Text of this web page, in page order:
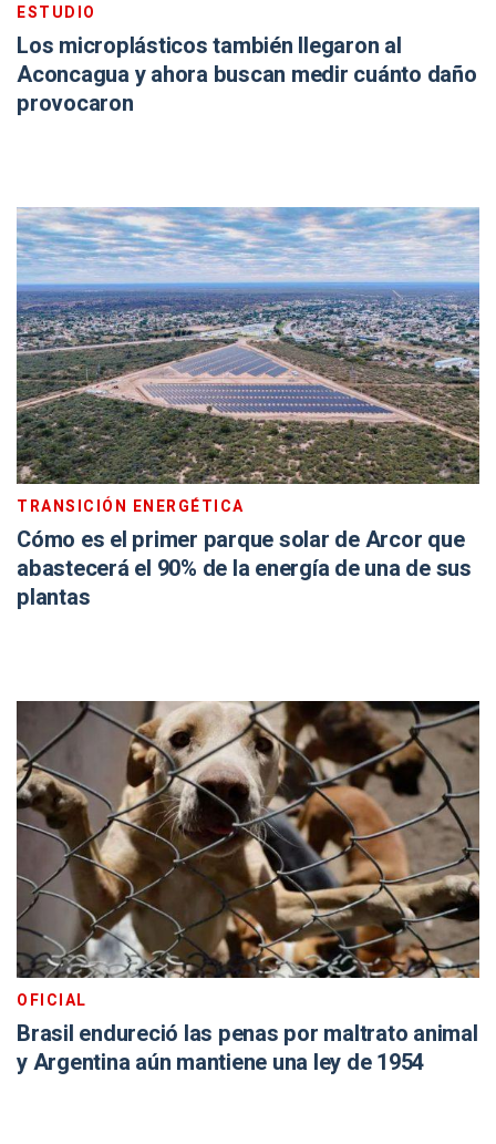
ESTUDIO
Los microplásticos también llegaron al
Aconcagua y ahora buscan medir cuánto daño
provocaron
TRANSICIÓN ENERGÉTICA
Cómo es el primer parque solar de Arcor que
abastecerá el 90% de la energía de una de sus
plantas
OFICIAL
Brasil endureció las penas por maltrato animal
y Argentina aún mantiene una ley de 1954